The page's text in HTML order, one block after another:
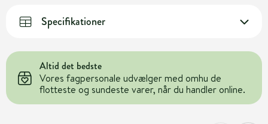
Specifikationer
Altid det bedste
Vores fagpersonale udvælger med omhu de
flotteste og sundeste varer, når du handler online.